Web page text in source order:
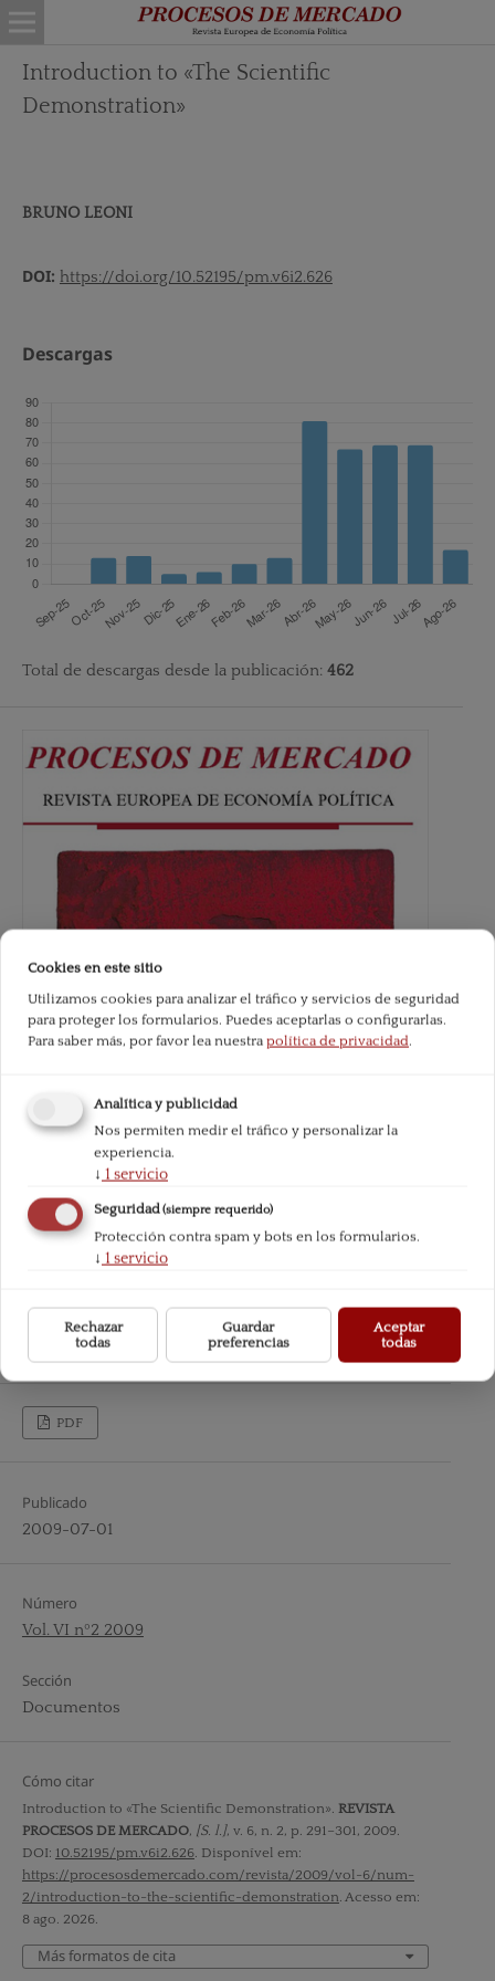
Introduction to «The Scientific
Demonstration»
BRUNO LEONI
DOI: https://doi.org/10.52195/pm.v6i2.626
Descargas
Total de descargas desde la publicación: 462
PDF
Publicado
2009-07-01
Número
Vol. VI nº2 2009
Sección
Documentos
Cómo citar
Introduction to «The Scientific Demonstration». REVISTA
PROCESOS DE MERCADO, [S. l.], v. 6, n. 2, p. 291–301, 2009.
DOI: 10.52195/pm.v6i2.626. Disponível em:
https://procesosdemercado.com/revista/2009/vol-6/num-
2/introduction-to-the-scientific-demonstration . Acesso em:
8 ago. 2026.
Más formatos de cita
Cookies en este sitio
Utilizamos cookies para analizar el tráfico y servicios de seguridad
para proteger los formularios. Puedes aceptarlas o configurarlas.
Para saber más, por favor lea nuestra política de privacidad.
Analítica y publicidad
Nos permiten medir el tráfico y personalizar la
experiencia.
↓ 1servicio
Seguridad(siempre requerido)
Protección contra spam y bots en los formularios.
↓ 1servicio
Rechazar
todas
Guardar
preferencias
Aceptar
todas